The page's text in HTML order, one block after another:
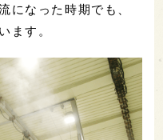
になった時期でも、
ます。